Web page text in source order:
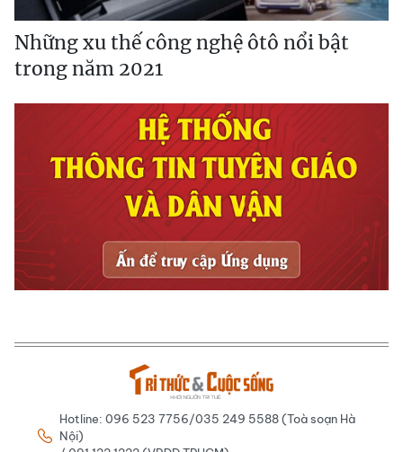
Những xu thế công nghệ ôtô nổi bật
trong năm 2021
Hotline: 096 523 7756/035 249 5588 (Toà soạn Hà
Nội)